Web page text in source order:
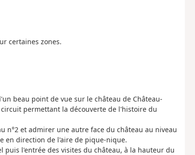
certaines zones.
beau point de vue sur le château de Château-
permettant la découverte de l'histoire du
n°2 et admirer une autre face du château au niveau
en direction de l'aire de pique-nique.
puis l'entrée des visites du château, à la hauteur du